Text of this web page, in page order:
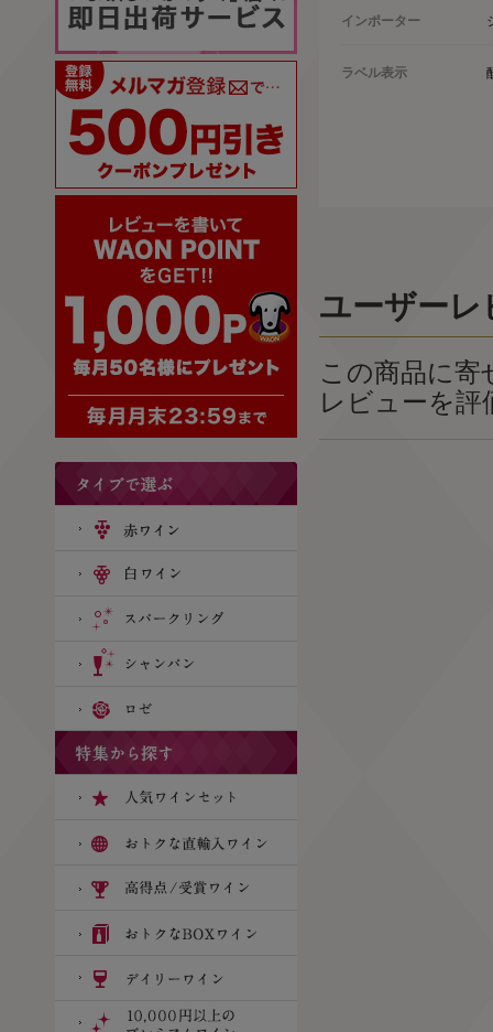
インポーター
ラベル表示
ユーザーレ
この商品に
レビューを評